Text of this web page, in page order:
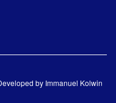
by Immanuel Kolwin